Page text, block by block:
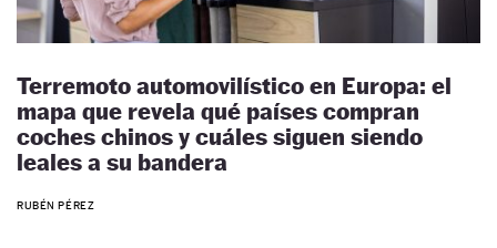
Terremoto automovilístico en Europa: el
mapa que revela qué países compran
coches chinos y cuáles siguen siendo
leales a su bandera
RUBÉN PÉREZ